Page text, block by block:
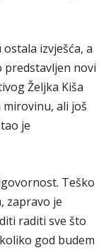
izvješća, a
predstavljen novi
Željka Kiša
ali još
je
Teško
zapravo je
raditi sve što
god budem